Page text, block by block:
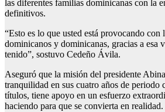
las diferentes familias dominicanas con la
definitivos.
“Esto es lo que usted está provocando
dominicanos y dominicanas, gracias a esa
tenido”, sostuvo Cedeño Ávila.
Aseguró que la misión del presidente
tranquilidad en sus cuatro años de periodo
títulos, tiene apoyo en un esfuerzo
haciendo para que se convierta en realidad.